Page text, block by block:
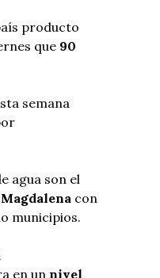
producto
que 90
semana
agua son el
Magdalena con
municipios.
en un nivel